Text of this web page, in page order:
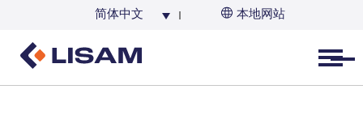
简体中文 本地网站
Open menu